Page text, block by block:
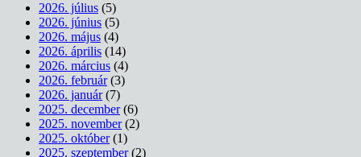
2026. július (5)
2026. június (5)
2026. május (4)
2026. április (14)
2026. március (4)
2026. február(3)
2026. január(7)
2025. december(6)
2025. november(2)
2025. október(1)
2025. szeptember(2)